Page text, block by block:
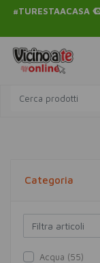
#TURESTAACASA
Categoria
Acqua (55)